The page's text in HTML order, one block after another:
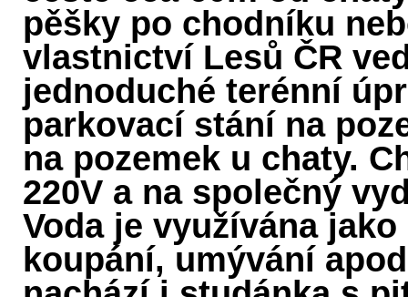
pěšky po chodníku
vlastnictví Lesů ČR
jednoduché terénní
parkovací stání na
na pozemek u chaty.
220V a na společný
Voda je využívána
koupání, umývání